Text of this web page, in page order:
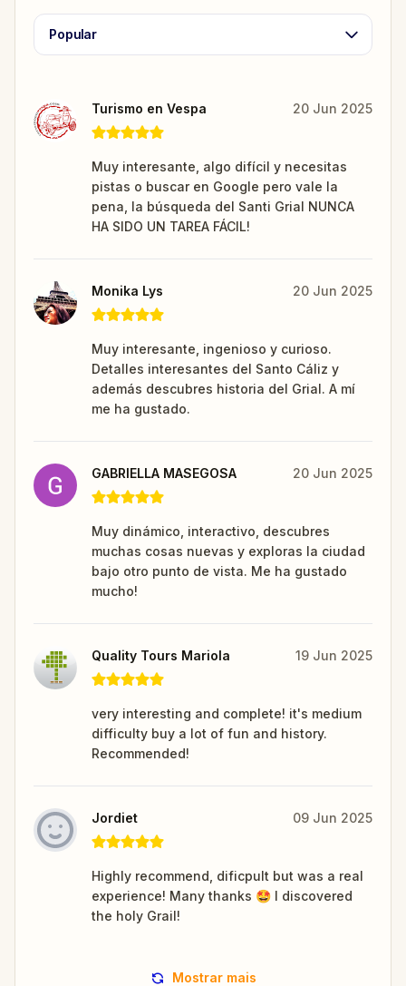
Popular
Turismo en Vespa 20 Jun 2025
Muy interesante, algo difícil y necesitas
pistas o buscar en Google pero vale la
pena, la búsqueda del Santi Grial NUNCA
HA SIDO UN TAREA FÁCIL!
Monika Lys 20 Jun 2025
Muy interesante, ingenioso y curioso.
Detalles interesantes del Santo Cáliz y
además descubres historia del Grial. A mí
me ha gustado.
GABRIELLA MASEGOSA 20 Jun 2025
Muy dinámico, interactivo, descubres
muchas cosas nuevas y exploras la ciudad
bajo otro punto de vista. Me ha gustado
mucho!
Quality Tours Mariola 19 Jun 2025
very interesting and complete! it's medium
difficulty buy a lot of fun and history.
Recommended!
Jordiet 09 Jun 2025
Highly recommend, dificpult but was a real
experience! Many thanks 🤩 I discovered
the holy Grail!
Mostrar mais